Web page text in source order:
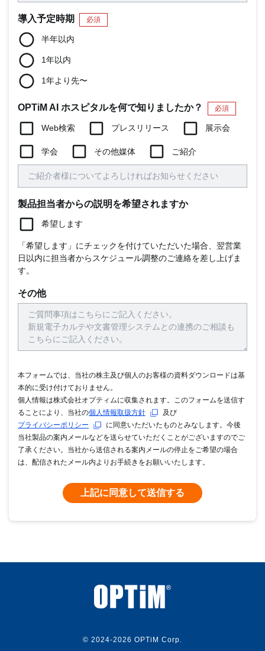
導入予定時期 必須
半年以内
1年以内
1年より先〜
OPTiM AI ホスピタルを何で知りましたか？ 必須
Web検索 プレスリリース 展示会
学会 その他媒体 ご紹介
製品担当者からの説明を希望されますか
希望します
「希望します」にチェックを付けていただいた場合、翌営業
日以内に担当者からスケジュール調整のご連絡を差し上げま
す。
その他
本フォームでは、当社の株主及び個人のお客様の資料ダウンロードは基
本的に受け付けておりません。
個人情報は株式会社オプティムに収集されます。このフォームを送信す
ることにより、当社の個人情報取扱方針
及び
プライバシーポリシー
に同意いただいたものとみなします。今後
当社製品の案内メールなどを送らせていただくことがございますのでご
了承ください。当社から送信される案内メールの停止をご希望の場合
は、配信されたメール内よりお手続きをお願いいたします。
上記に同意して送信する
© 2024-2026 OPTiM Corp.